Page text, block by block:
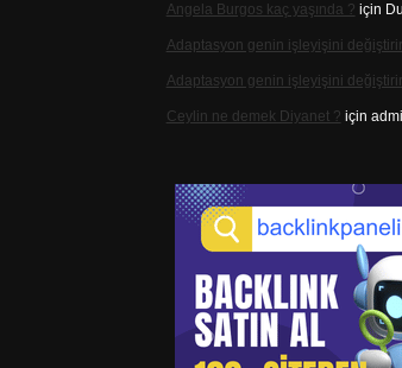
Angela Burgos kaç yaşında ? için
Adaptasyon genin işleyişini
Adaptasyon genin işleyişini
Ceylin ne demek Diyanet ? için